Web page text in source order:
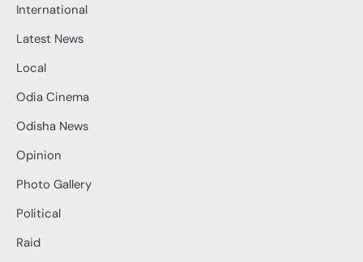
International
Latest News
Local
Odia Cinema
Odisha News
Opinion
Photo Gallery
Political
Raid